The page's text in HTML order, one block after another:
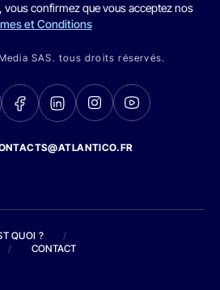
vous confirmez que vous acceptez nos
et Conditions
SAS. tous droits réservés.
QUOI ?
/
/ CONTACT